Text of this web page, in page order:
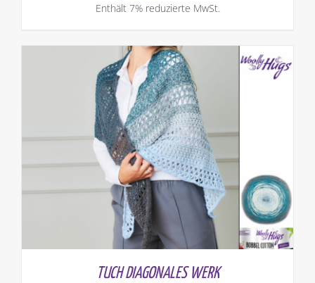
Enthält 7% reduzierte MwSt.
TUCH DIAGONALES WERK